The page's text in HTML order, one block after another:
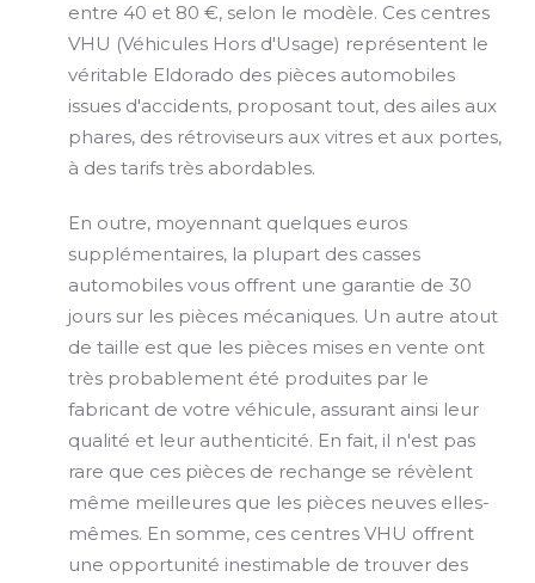
entre 40 et 80 €, selon le modèle. Ces centres
VHU (Véhicules Hors d'Usage) représentent le
véritable Eldorado des pièces automobiles
issues d'accidents, proposant tout, des ailes aux
phares, des rétroviseurs aux vitres et aux portes,
à des tarifs très abordables.
En outre, moyennant quelques euros
supplémentaires, la plupart des casses
automobiles vous offrent une garantie de 30
jours sur les pièces mécaniques. Un autre atout
de taille est que les pièces mises en vente ont
très probablement été produites par le
fabricant de votre véhicule, assurant ainsi leur
qualité et leur authenticité. En fait, il n'est pas
rare que ces pièces de rechange se révèlent
même meilleures que les pièces neuves elles-
mêmes. En somme, ces centres VHU offrent
une opportunité inestimable de trouver des